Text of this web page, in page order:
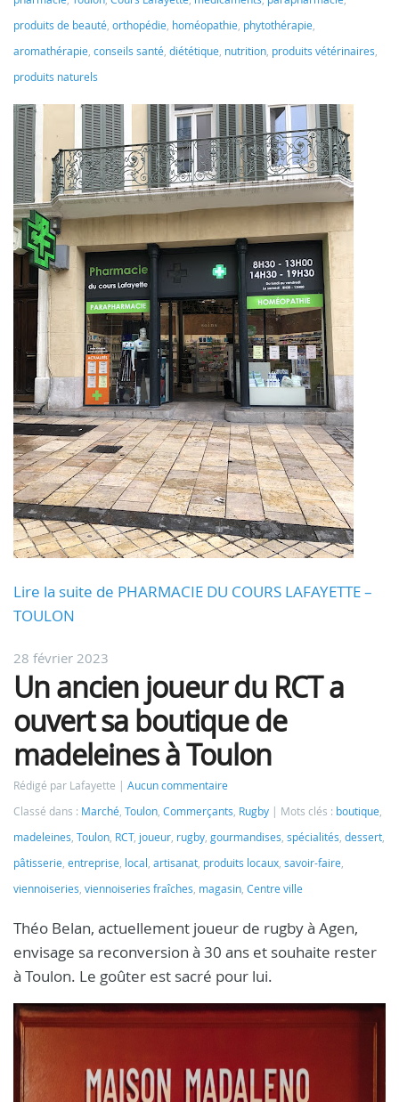
produits de beauté, orthopédie, homéopathie, phytothérapie,
aromathérapie, conseils santé, diététique, nutrition, produits vétérinaires,
produits naturels
Lire la suite de PHARMACIE DU COURS LAFAYETTE –
TOULON
28 février 2023
Un ancien joueur du RCT a
ouvert sa boutique de
madeleines à Toulon
Rédigé par Lafayette
Aucun commentaire
Classé dans : Marché, Toulon, Commerçants, Rugby Mots clés : boutique,
madeleines, Toulon, RCT, joueur, rugby, gourmandises, spécialités, dessert,
pâtisserie, entreprise, local , artisanat, produits locaux, savoir-faire,
viennoiseries, viennoiseries fraîches, magasin, Centre ville
Théo Belan, actuellement joueur de rugby à Agen,
envisage sa reconversion à 30 ans et souhaite rester
à Toulon. Le goûter est sacré pour lui.